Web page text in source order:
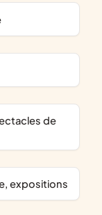
expositions